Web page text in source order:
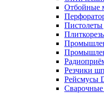
Отбойные
Пистолеты
Резчики
Рейсмусы